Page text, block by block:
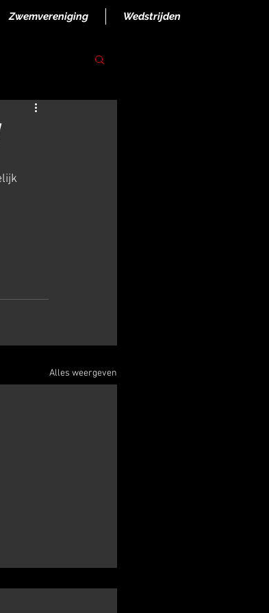
Zwemvereniging Wedstrijden
Alles weergeven